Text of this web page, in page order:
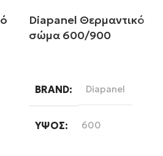
Diapanel Θερμαντικό
σώμα 600/900
BRAND Diapanel
ΎΨΟΣ 600